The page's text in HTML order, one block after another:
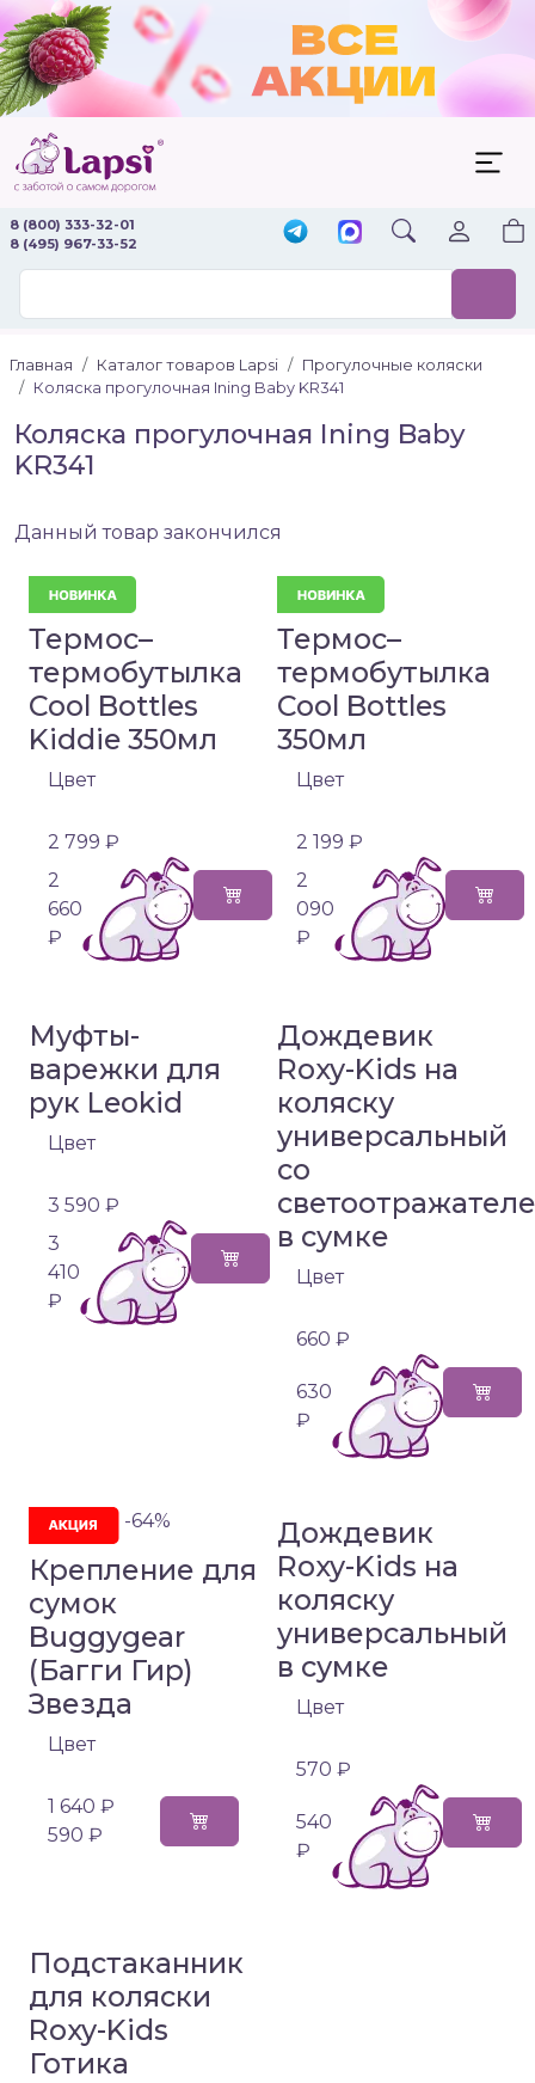
8 (800) 333-32-01
8 (495) 967-33-52
Главная Каталог товаров Lapsi
Прогулочные коляски
Коляска прогулочная Ining Baby KR341
Коляска прогулочная Ining Baby
KR341
Данный товар закончился
Термос–
термобутылка
Cool Bottles
Kiddie 350мл
Цвет
2 799 ₽
2
660
₽
Термос–
термобутылка
Cool Bottles
350мл
Цвет
2 199 ₽
2
090
₽
Муфты-
варежки для
рук Leokid
Цвет
3 590 ₽
3
410
₽
Дождевик
Roxy-Kids на
коляску
универсальный
со
в сумке
Цвет
660 ₽
630
₽
-64%
Крепление для
сумок
Buggygear
(Багги Гир)
Звезда
Цвет
1 640 ₽
590 ₽
Дождевик
Roxy-Kids на
коляску
универсальный
в сумке
Цвет
570 ₽
540
₽
Подстаканник
для коляски
Roxy-Kids
Готика